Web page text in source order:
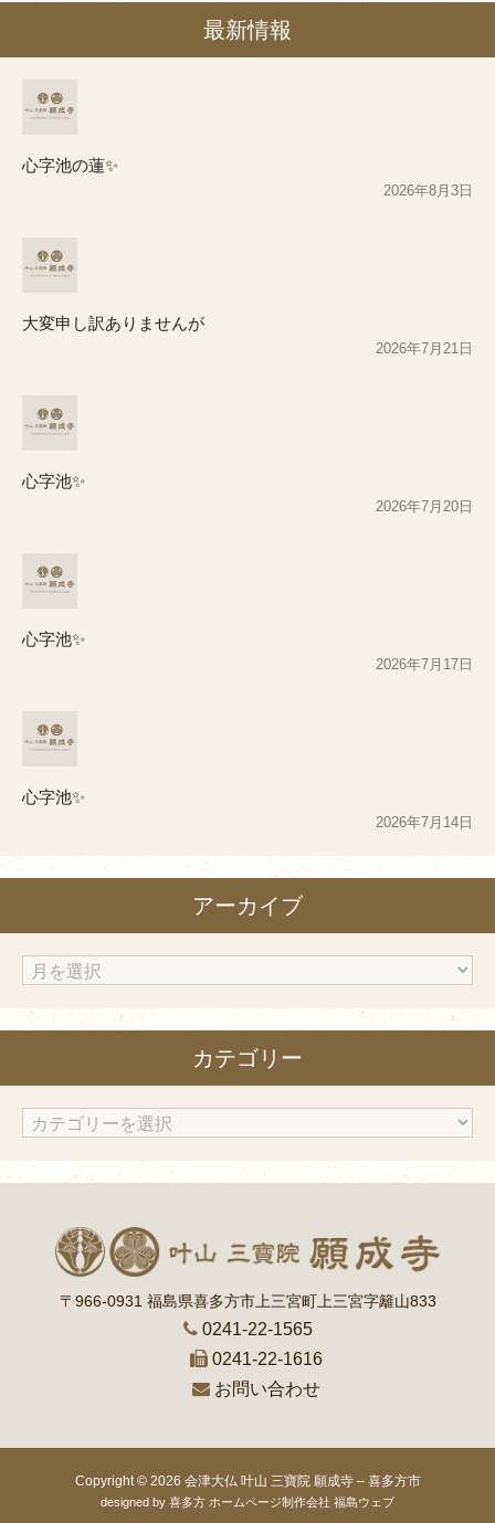
最新情報
心字池の蓮✨
2026年8月3日
大変申し訳ありませんが
2026年7月21日
心字池✨
2026年7月20日
心字池✨
2026年7月17日
心字池✨
2026年7月14日
アーカイブ
ア
カ
ブ
カテゴリー
カ
ゴ
〒966-0931 福島県喜多方市上三宮町上三宮字籬山833
0241-22-1565
0241-22-1616
お問い合わせ
Copyright © 2026 会津大仏 叶山 三寶院 願成寺 – 喜多方市
designed by 喜多方 ホームページ制作会社 福島ウェブ